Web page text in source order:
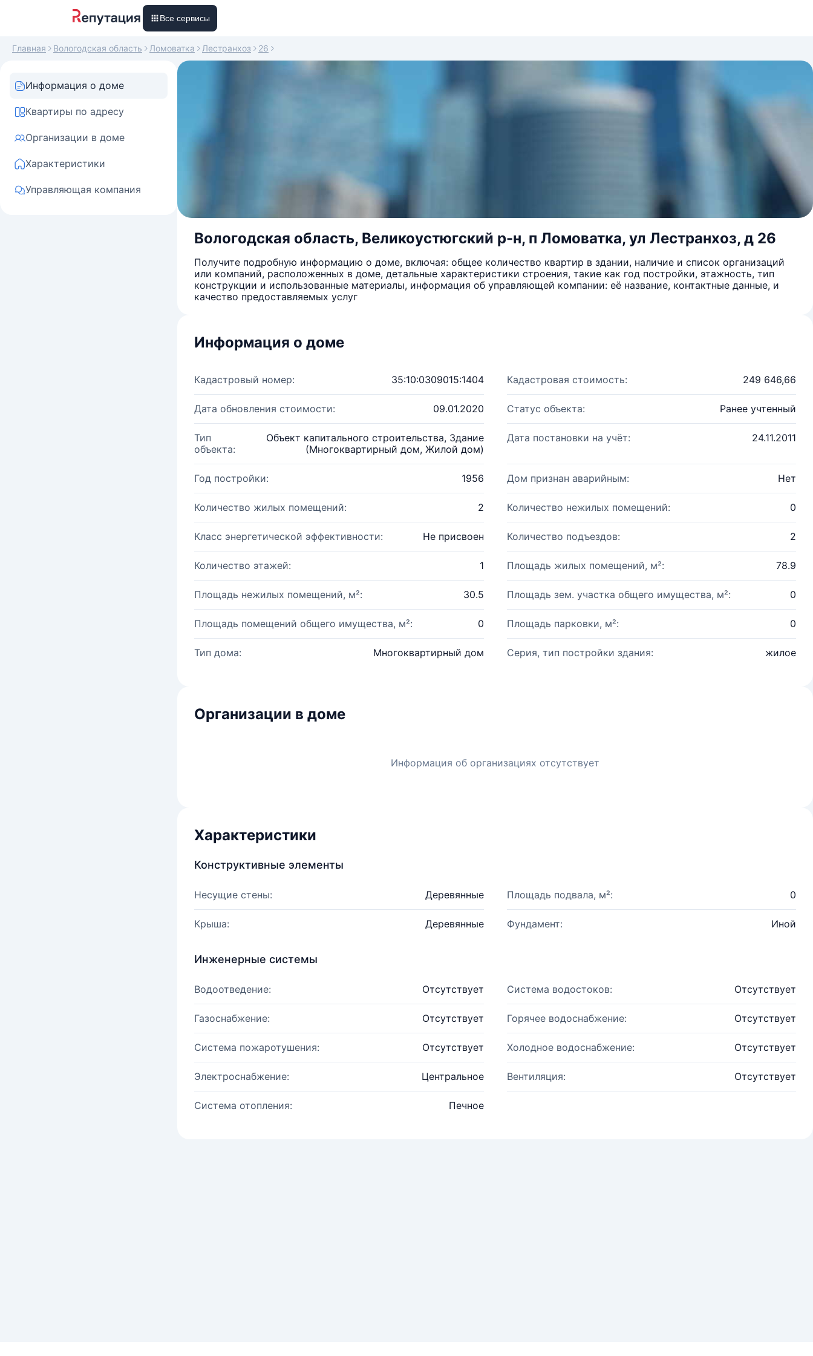
Все сервисы
Главная Вологодская область Ломоватка Лестранхоз 26
Информация о доме
Квартиры по адресу
Организации в доме
Характеристики
Управляющая компания
Вологодская область, Великоустюгский р-н, п Ломоватка, ул Лестранхоз, д 26
Получите подробную информацию о доме, включая: общее количество квартир в здании, наличие и список организаций
или компаний, расположенных в доме, детальные характеристики строения, такие как год постройки, этажность, тип
конструкции и использованные материалы, информация об управляющей компании: её название, контактные данные, и
качество предоставляемых услуг
Информация о доме
Кадастровый номер: 35:10:0309015:1404 Кадастровая стоимость: 249 646,66
Дата обновления стоимости: 09.01.2020 Статус объекта: Ранее учтенный
Тип
объекта:
Объект капитального строительства, Здание
(Многоквартирный дом, Жилой дом)
Дата постановки на учёт: 24.11.2011
Год постройки: 1956 Дом признан аварийным: Нет
Количество жилых помещений: 2 Количество нежилых помещений: 0
Класс энергетической эффективности: Не присвоен Количество подъездов: 2
Количество этажей: 1 Площадь жилых помещений, м²: 78.9
Площадь нежилых помещений, м²: 30.5 Площадь зем. участка общего имущества, м²: 0
Площадь помещений общего имущества, м²: 0 Площадь парковки, м²: 0
Тип дома: Многоквартирный дом Серия, тип постройки здания: жилое
Организации в доме
Информация об организациях отсутствует
Характеристики
Конструктивные элементы
Несущие стены: Деревянные Площадь подвала, м²: 0
Крыша: Деревянные Фундамент: Иной
Инженерные системы
Водоотведение: Отсутствует Система водостоков: Отсутствует
Газоснабжение: Отсутствует Горячее водоснабжение: Отсутствует
Система пожаротушения: Отсутствует Холодное водоснабжение: Отсутствует
Электроснабжение: Центральное Вентиляция: Отсутствует
Система отопления: Печное